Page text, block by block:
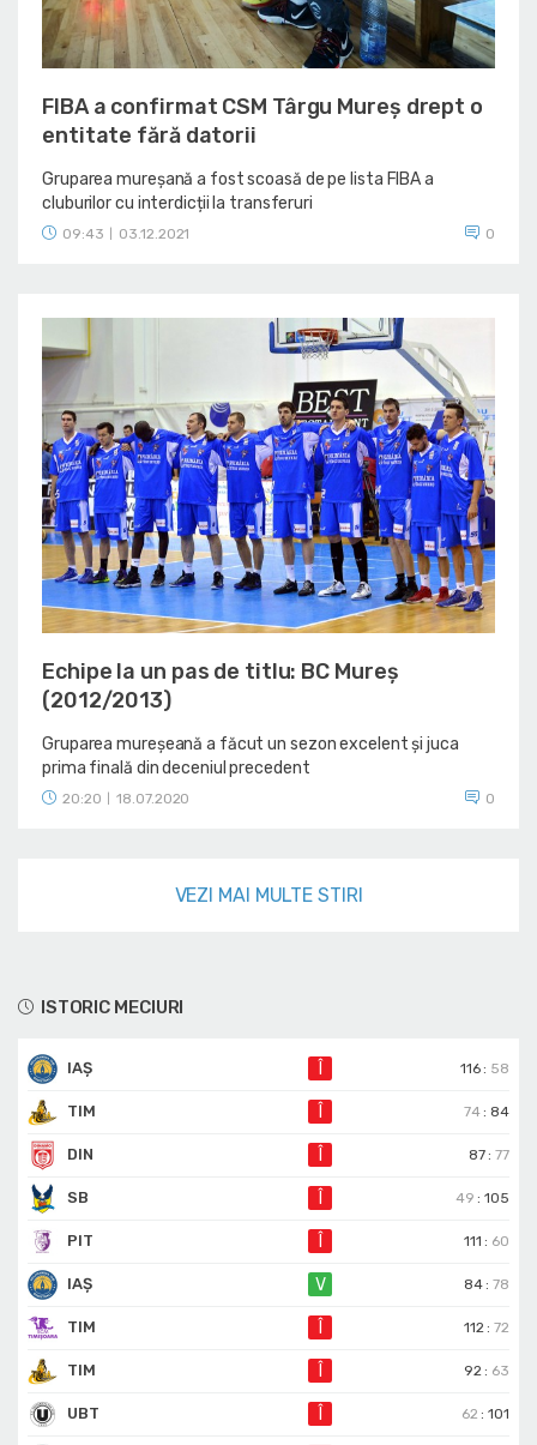
ISTORIC MECIURI
IAȘ 116 : 58
TIM 74 : 84
DIN 87 :77
SB 49 :105
PIT 111 : 60
IAȘ V 84 :78
TIM 112 :72
TIM 92 : 63
UBT 62 :101
FIBA a confirmat CSM Târgu Mureș drept o
entitate fără datorii
Gruparea mureșană a fost scoasă de pe lista FIBA a
cluburilor cu interdicții la transferuri
09:43 03.12.2021 0
Echipe la un pas de titlu: BC Mureș
(2012/2013)
Gruparea mureșeană a făcut un sezon excelent și juca
prima finală din deceniul precedent
20:20 18.07.2020 0
VEZI MAI MULTE STIRI